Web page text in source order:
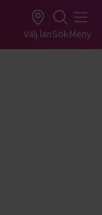
Välj länSökMeny